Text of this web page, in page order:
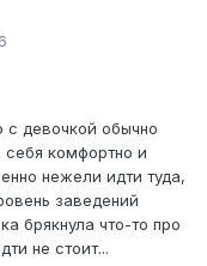
с девочкой обычно
комфортно и
нежели идти туда,
заведений
брякнула что-то про
не стоит...